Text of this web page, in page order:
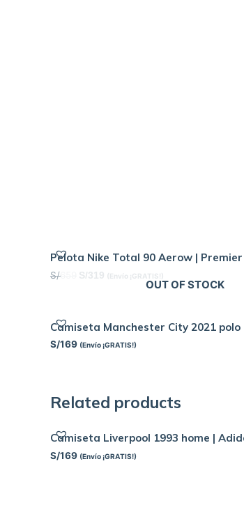
Pelota Nike Total 90 Aerow |
S/659 S/319 (Envío ¡GRATIS!)
OUT OF STOCK
Camiseta Manchester City 2021 polo
S/169 (Envío ¡GRATIS!)
Related products
Camiseta Liverpool 1993 home |
S/169 (Envío ¡GRATIS!)